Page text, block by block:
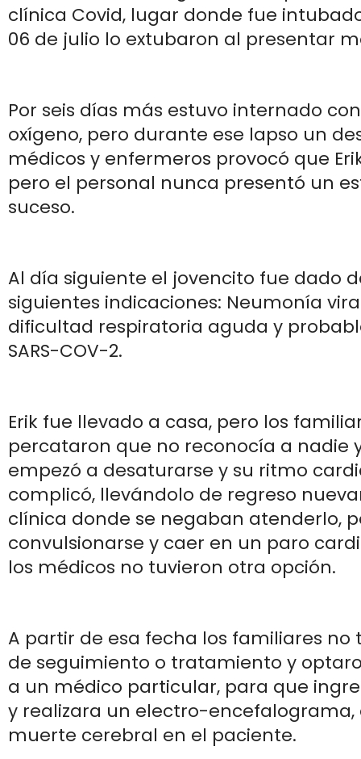
clínica Covid, lugar donde fue
06 de julio lo extubaron al presentar
Por seis días más estuvo internado
oxígeno, pero durante ese lapso un
médicos y enfermeros provocó que
pero el personal nunca presentó un
suceso.
Al día siguiente el jovencito fue dado
siguientes indicaciones: Neumonía
dificultad respiratoria aguda y
SARS-COV-2.
Erik fue llevado a casa, pero los
percataron que no reconocía a nadie
empezó a desaturarse y su ritmo
complicó, llevándolo de regreso
clínica donde se negaban atenderlo,
convulsionarse y caer en un paro
los médicos no tuvieron otra opción.
A partir de esa fecha los familiares
de seguimiento o tratamiento y
a un médico particular, para que
y realizara un electro-
muerte cerebral en el paciente.